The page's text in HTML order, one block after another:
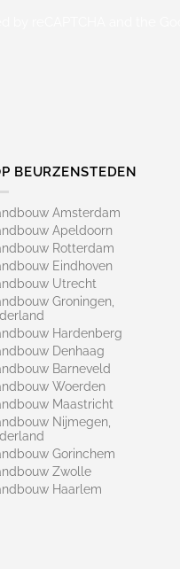
BEURZENSTEDEN
Amsterdam
Apeldoorn
Rotterdam
Eindhoven
Utrecht
Groningen,
Hardenberg
Denhaag
Barneveld
Woerden
Maastricht
Nijmegen,
Gorinchem
Zwolle
Haarlem